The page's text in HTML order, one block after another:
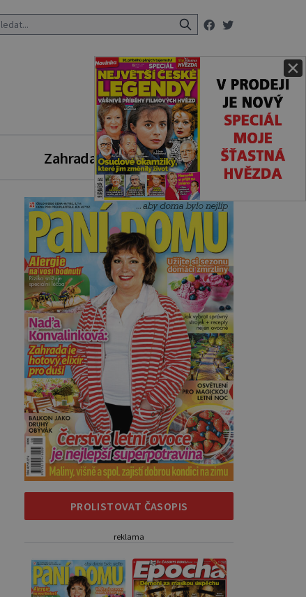
×
Zahrada Zdravý styl
PROLISTOVAT ČASOPIS
reklama